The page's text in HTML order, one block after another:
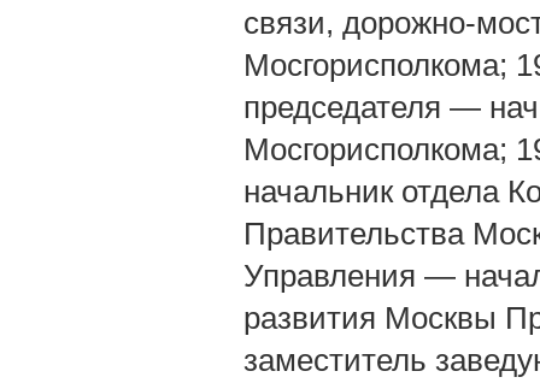
связи, дорожно-
Мосгорисполкома;
председателя —
Мосгорисполкома;
начальник отдела
Правительства
Управления —
развития Москвы
заместитель